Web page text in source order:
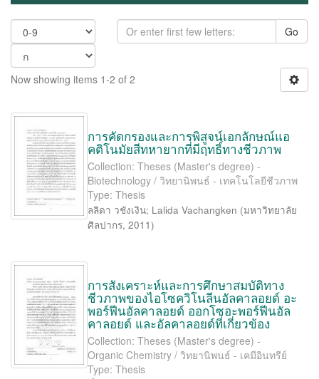
Go
Now showing items 1-2 of 2
การคัดกรองและการพิสูจน์เอกลักษณ์แอ
คติโนมัยสีทหายากที่มีฤทธิ์ทางชีวภาพ
Collection: Theses (Master's degree) -
Biotechnology / วิทยานิพนธ์ - เทคโนโลยีชีวภาพ
Type: Thesis
ลลิดา วชังเงิน; Lalida Vachangken (มหาวิทยาลัย
ศิลปากร, 2011)
การสังเคราะห์และการศึกษาสมบัติทาง
ชีวภาพของไอโซควิโนลีนอัลคาลอยด์ อะ
พอร์ฟีนอัลคาลอยด์ ออกโซอะพอร์ฟีนอัล
คาลอยด์ และอัลคาลอยด์ที่เกี่ยวข้อง
Collection: Theses (Master's degree) -
Organic Chemistry / วิทยานิพนธ์ - เคมีอินทรีย์
Type: Thesis